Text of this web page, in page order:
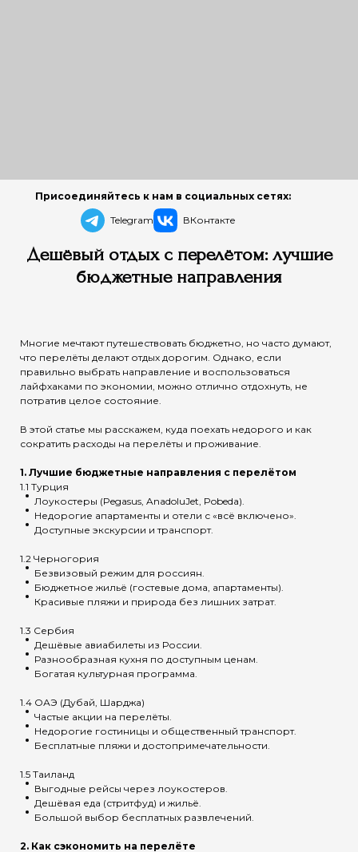
Дешёвый отдых с перелётом: лучшие
бюджетные направления
Многие мечтают путешествовать бюджетно, но часто думают,
что перелёты делают отдых дорогим. Однако, если
правильно выбрать направление и воспользоваться
лайфхаками по экономии, можно отлично отдохнуть, не
потратив целое состояние.
В этой статье мы расскажем, куда поехать недорого и как
сократить расходы на перелёты и проживание.
1. Лучшие бюджетные направления с перелётом
1.1 Турция
Лоукостеры (Pegasus, AnadoluJet, Pobeda).
Недорогие апартаменты и отели с «всё включено».
Доступные экскурсии и транспорт.
1.2 Черногория
Безвизовый режим для россиян.
Бюджетное жильё (гостевые дома, апартаменты).
Красивые пляжи и природа без лишних затрат.
1.3 Сербия
Дешёвые авиабилеты из России.
Разнообразная кухня по доступным ценам.
Богатая культурная программа.
1.4 ОАЭ (Дубай, Шарджа)
Частые акции на перелёты.
Недорогие гостиницы и общественный транспорт.
Бесплатные пляжи и достопримечательности.
1.5 Таиланд
Выгодные рейсы через лоукостеров.
Дешёвая еда (стритфуд) и жильё.
Большой выбор бесплатных развлечений.
2. Как сэкономить на перелёте
Присоединяйтесь к нам в социальных сетях:
Telegram
ВКонтакте